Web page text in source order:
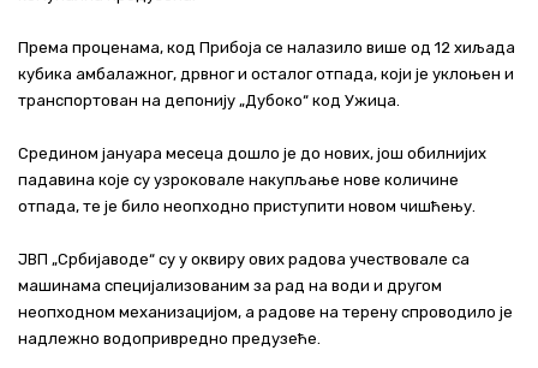
Према проценама, код Прибоја се налазило више од 12 хиљада
кубика амбалажног, дрвног и осталог отпада, који је уклоњен и
транспортован на депонију „Дубоко“ код Ужица.
Средином јануара месеца дошло је до нових, још обилнијих
падавина које су узроковале накупљање нове количине
отпада, те је било неопходно приступити новом чишћењу.
ЈВП „Србијаводе“ су у оквиру ових радова учествовале са
машинама специјализованим за рад на води и другом
неопходном механизацијом, а радове на терену спроводило је
надлежно водопривредно предузеће.